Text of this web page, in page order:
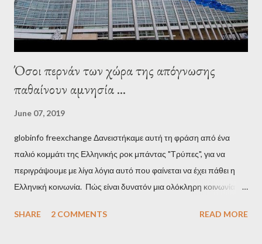
minister, Alexis Tsipras, came as a perverse vindication. ‘ Fire...
Όσοι περνάν των χώρα της απόγνωσης
παθαίνουν αμνησία ...
June 07, 2019
globinfo freexchange Δανειστήκαμε αυτή τη φράση από ένα
παλιό κομμάτι της Ελληνικής ροκ μπάντας "Τρύπες", για να
περιγράψουμε με λίγα λόγια αυτό που φαίνεται να έχει πάθει η
Ελληνική κοινωνία. Πώς είναι δυνατόν μια ολόκληρη κοινωνία να
σύστημα των κρατικοδίαιτων 'ημέτερων' και της
SHARE 2 COMMENTS READ MORE